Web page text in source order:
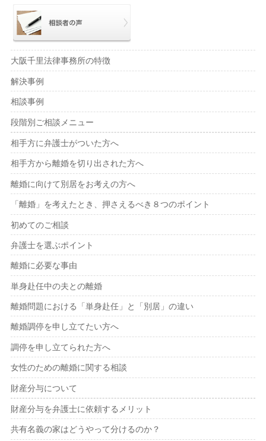
大阪千里法律事務所の特徴
解決事例
相談事例
段階別ご相談メニュー
相手方に弁護士がついた方へ
相手方から離婚を切り出された方へ
離婚に向けて別居をお考えの方へ
「離婚」を考えたとき、押さえるべき８つのポイント
初めてのご相談
弁護士を選ぶポイント
離婚に必要な事由
単身赴任中の夫との離婚
離婚問題における「単身赴任」と「別居」の違い
離婚調停を申し立てたい方へ
調停を申し立てられた方へ
女性のための離婚に関する相談
財産分与について
財産分与を弁護士に依頼するメリット
共有名義の家はどうやって分けるのか？